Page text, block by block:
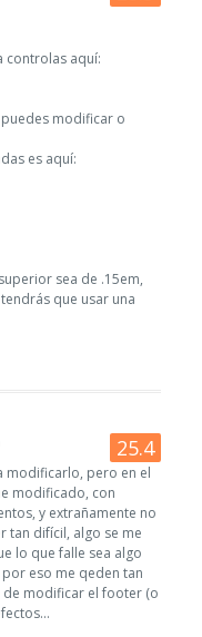
controlas aquí:
modificar o
es aquí:
sea de .15em,
que usar una
modificarlo, pero en el
modificado, con
y extrañamente no
tan difícil, algo se me
lo que falle sea algo
eso me qeden tan
de modificar el footer (o